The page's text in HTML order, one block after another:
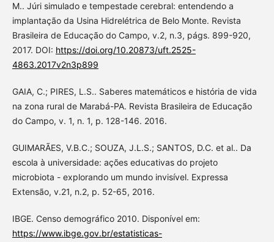
M.. Júri simulado e tempestade cerebral: entendendo a
implantação da Usina Hidrelétrica de Belo Monte. Revista
Brasileira de Educação do Campo, v.2, n.3, págs. 899-920,
2017. DOI: https://doi.org/10.20873/uft.2525-
4863.2017v2n3p899
GAIA, C.; PIRES, L.S.. Saberes matemáticos e história de vida
na zona rural de Marabá-PA. Revista Brasileira de Educação
do Campo, v. 1, n. 1, p. 128-146. 2016.
GUIMARÃES, V.B.C.; SOUZA, J.L.S.; SANTOS, D.C. et al.. Da
escola à universidade: ações educativas do projeto
microbiota - explorando um mundo invisível. Expressa
Extensão, v.21, n.2, p. 52-65, 2016.
IBGE. Censo demográfico 2010. Disponível em:
https://www.ibge.gov.br/estatisticas-